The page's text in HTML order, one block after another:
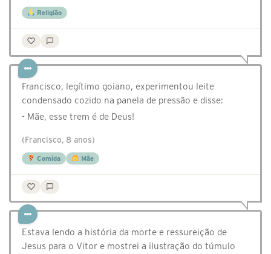
Religião
Francisco, legítimo goiano, experimentou leite
condensado cozido na panela de pressão e disse:
- Mãe, esse trem é de Deus!
(Francisco, 8 anos)
Comida Mãe
Estava lendo a história da morte e ressureição de
Jesus para o Vitor e mostrei a ilustração do túmulo